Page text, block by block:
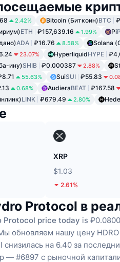
2.42% Bitcoin (Биткоин)BTC
ETH ₽157,639.16 1.99% Pi
ADA ₽16.76 8.58% Solana
23.07% HyperliquidHYPE
ину)SHIB ₽0.000387 2.88%
55.63% SuiSUI ₽55.83
0.68% AudieraBEAT ₽167.58
LINK ₽679.49 2.80%
XRP
$1.03
2.61%
Protocol в
Protocol price today is
обновляем нашу цену
на 6.40 за
— #6897 с рыночной